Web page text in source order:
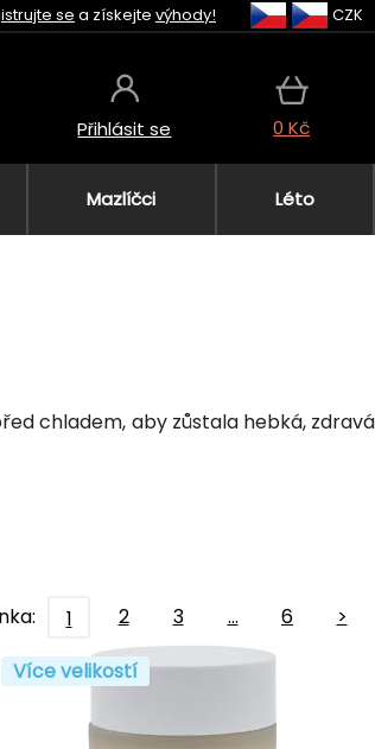
se a získejte výhody! CZK
Přihlásit se 0 Kč
Mazlíčci Léto
chladem, aby zůstala hebká, zdravá
1 2 3 … 6
>
Více velikostí